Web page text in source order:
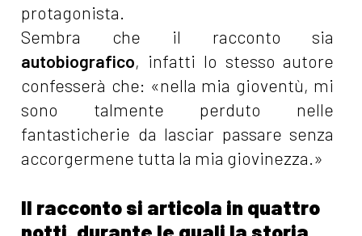
protagonista.
Sembra che il racconto sia
autobiografico, infatti lo stesso autore
confesserà che: «nella mia gioventù, mi
sono talmente perduto nelle
fantasticherie da lasciar passare senza
accorgermene tutta la mia giovinezza.»
Il racconto si articola in quattro